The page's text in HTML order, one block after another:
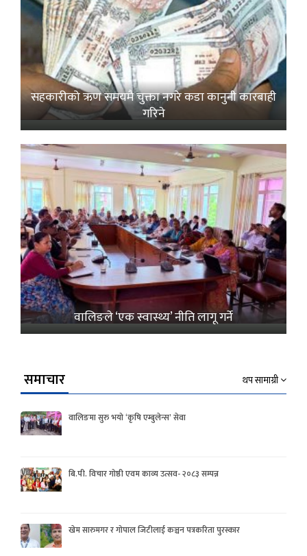
सहकारीको ऋण समयमै चुक्ता नगरे कडा कानुनी कारबाही
गरिने
वालिङले ‘एक स्वास्थ्य’ नीति लागू गर्ने
समाचार थप सामाग्री
वालिङमा सुरु भयो ‘कृषि एम्बुलेन्स’ सेवा
बि.पी. विचार गोष्ठी एवम काव्य उत्सव- २०८३ सम्पन्न
खेम सारुमगर र गोपाल जिटीलाई कञ्चन पत्रकरिता पुरस्कार